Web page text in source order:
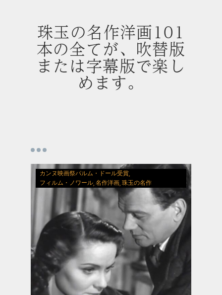
珠玉の名作洋画101
本の全てが、吹替版
または字幕版で楽し
めます。
カンヌ映画祭パルム・ドール受賞
フィルム・ノワール 名作洋画 珠玉の名作